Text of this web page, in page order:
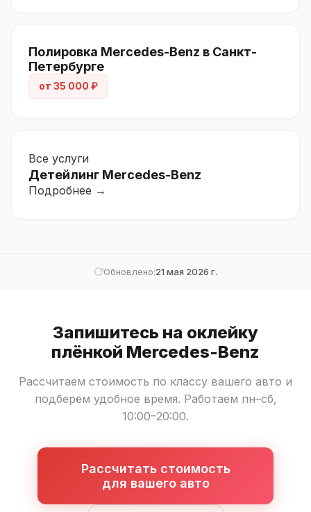
Полировка Mercedes-Benz в Санкт-
Петербурге
от 35 000 ₽
Все услуги
Детейлинг Mercedes-Benz
Подробнее →
Обновлено:21 мая 2026 г.
Запишитесь на оклейку
плёнкой Mercedes-Benz
Рассчитаем стоимость по классу вашего авто и
подберём удобное время. Работаем пн–сб,
10:00–20:00.
Рассчитать стоимость
для вашего авто